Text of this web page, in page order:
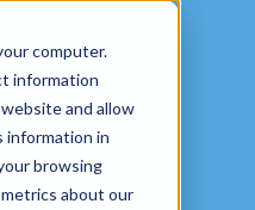
computer.
information
and allow
information in
browsing
about our